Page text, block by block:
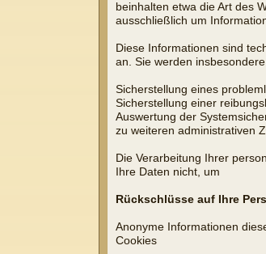
beinhalten etwa die Art des
ausschließlich um
Diese Informationen sind
an. Sie werden
Sicherstellung eines
Sicherstellung einer
Auswertung der
zu weiteren administrativen
Die Verarbeitung Ihrer
Ihre Daten nicht, um
Rückschlüsse auf Ihre
Anonyme Informationen
Cookies